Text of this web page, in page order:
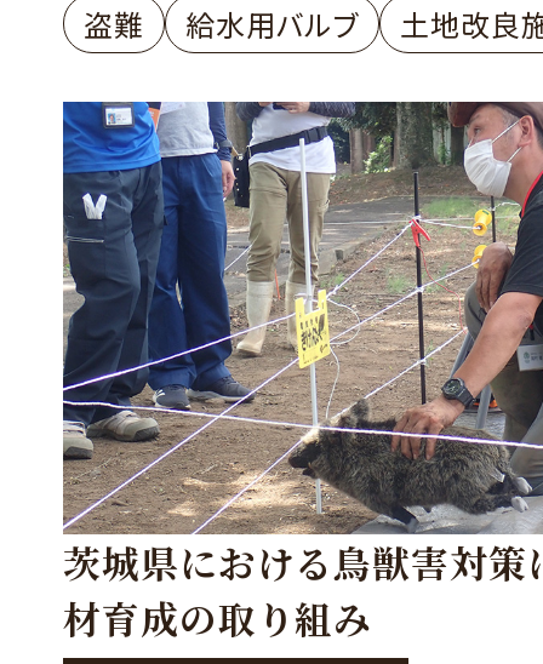
盗難 給水用バルブ 土地改良
茨城県における鳥獣害対策
材育成の取り組み